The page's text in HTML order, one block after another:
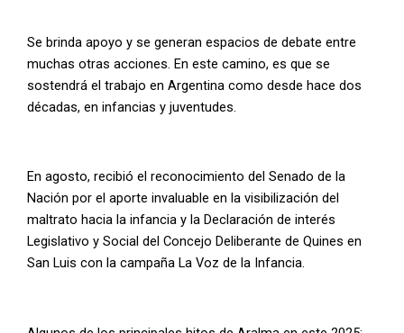
Se brinda apoyo y se generan espacios de debate entre
muchas otras acciones. En este camino, es que se
sostendrá el trabajo en Argentina como desde hace dos
décadas, en infancias y juventudes.
En agosto,recibió el reconocimiento del Senado de la
Nación por el aporte invaluable en la visibilización del
maltrato hacia la infancia y la Declaración de interés
Legislativo y Social del Concejo Deliberante de Quines en
San Luis con la campaña La Voz de la Infancia.